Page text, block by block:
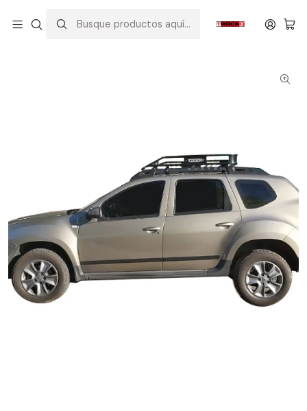
CANASTILLA PORTA EQUIPAJE PARA DUSTER